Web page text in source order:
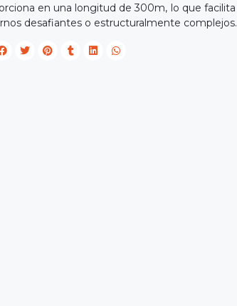
en una longitud de 300m, lo que
desafiantes o estructuralmente complejos.